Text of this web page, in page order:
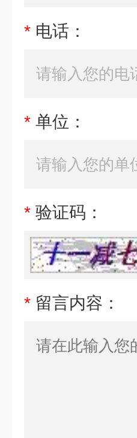
* 电话：
* 单位：
* 验证码：
* 留言内容：